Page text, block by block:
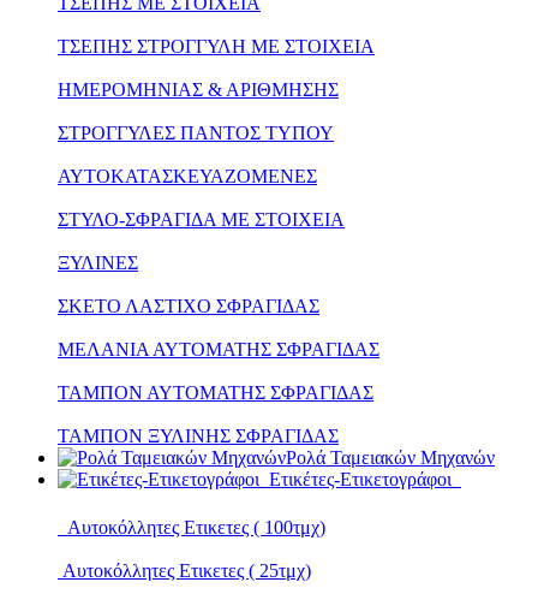
ΤΣΕΠΗΣ ΣΤΡΟΓΓΥΛΗ ΜΕ ΣΤΟΙΧΕΙΑ
ΗΜΕΡΟΜΗΝΙΑΣ & ΑΡΙΘΜΗΣΗΣ
ΣΤΡΟΓΓΥΛΕΣ ΠΑΝΤΟΣ ΤΥΠΟΥ
ΑΥΤΟΚΑΤΑΣΚΕΥΑΖΟΜΕΝΕΣ
ΣΤΥΛΟ-ΣΦΡΑΓΙΔΑ ΜΕ ΣΤΟΙΧΕΙΑ
ΞΥΛΙΝΕΣ
ΣΚΕΤΟ ΛΑΣΤΙΧΟ ΣΦΡΑΓΙΔΑΣ
ΜΕΛΑΝΙΑ ΑΥΤΟΜΑΤΗΣ ΣΦΡΑΓΙΔΑΣ
ΤΑΜΠΟΝ ΑΥΤΟΜΑΤΗΣ ΣΦΡΑΓΙΔΑΣ
ΤΑΜΠΟΝ ΞΥΛΙΝΗΣ ΣΦΡΑΓΙΔΑΣ
Ρολά Ταμειακών Μηχανών
Ετικέτες-Ετικετογράφοι
Αυτοκόλλητες Ετικετες ( 100τμχ)
Αυτοκόλλητες Ετικετες ( 25τμχ)